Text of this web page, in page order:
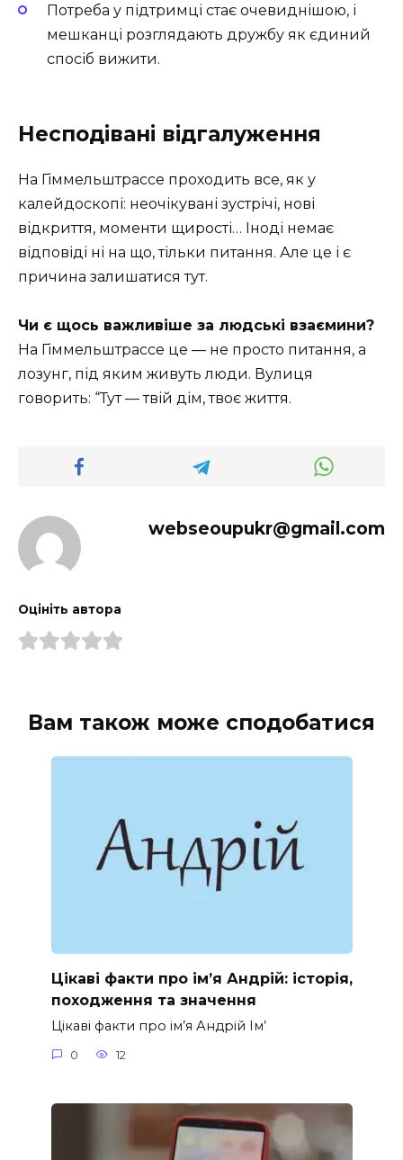
Потреба у підтримці стає очевиднішою, і
мешканці розглядають дружбу як єдиний
спосіб вижити.
Несподівані відгалуження
На Гіммельштрассе проходить все, як у
калейдоскопі: неочікувані зустрічі, нові
відкриття, моменти щирості… Іноді немає
відповіді ні на що, тільки питання. Але це і є
причина залишатися тут.
Чи є щось важливіше за людські взаємини?
На Гіммельштрассе це — не просто питання, а
лозунг, під яким живуть люди. Вулиця
говорить: “Тут — твій дім, твоє життя.
webseoupukr@gmail.com
Оцініть автора
Вам також може сподобатися
Цікаві факти про ім’я Андрій: історія,
походження та значення
Цікаві факти про ім’я Андрій Ім’
0 12